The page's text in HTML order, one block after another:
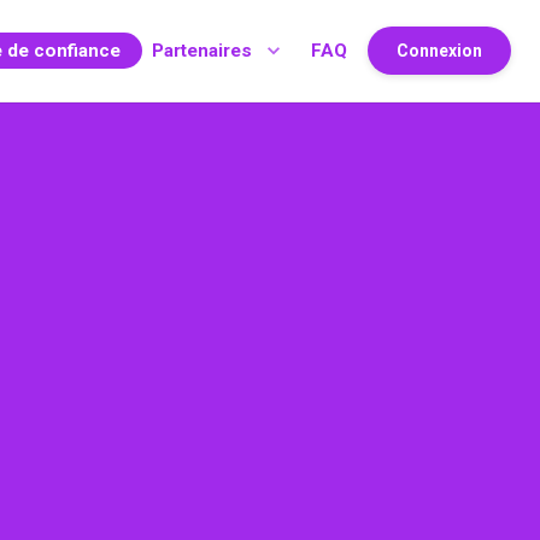
de confiance Partenaires FAQ Connexion